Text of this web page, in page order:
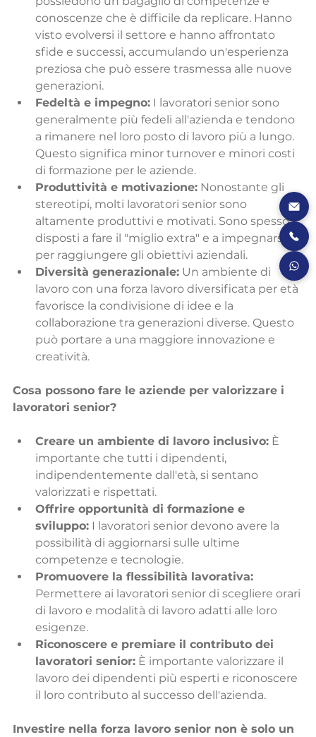
conoscenze che è difficile da replicare. Hanno
visto evolversi il settore e hanno affrontato
sfide e successi, accumulando un'esperienza
preziosa che può essere trasmessa alle nuove
generazioni.
Fedeltà e impegno: I lavoratori senior sono
generalmente più fedeli all'azienda e tendono
a rimanere nel loro posto di lavoro più a lungo.
Questo significa minor turnover e minori costi
di formazione per le aziende.
Produttività e motivazione: Nonostante gli
stereotipi, molti lavoratori senior sono
altamente produttivi e motivati. Sono spesso
disposti a fare il "miglio extra" e a impegnarsi
per raggiungere gli obiettivi aziendali.
Diversità generazionale: Un ambiente di
lavoro con una forza lavoro diversificata per età
favorisce la condivisione di idee e la
collaborazione tra generazioni diverse. Questo
può portare a una maggiore innovazione e
creatività.
Cosa possono fare le aziende per valorizzare i
lavoratori senior?
Creare un ambiente di lavoro inclusivo: È
importante che tutti i dipendenti,
indipendentemente dall'età, si sentano
valorizzati e rispettati.
Offrire opportunità di formazione e
sviluppo: I lavoratori senior devono avere la
possibilità di aggiornarsi sulle ultime
competenze e tecnologie.
Promuovere la flessibilità lavorativa:
Permettere ai lavoratori senior di scegliere orari
di lavoro e modalità di lavoro adatti alle loro
esigenze.
Riconoscere e premiare il contributo dei
lavoratori senior: È importante valorizzare il
lavoro dei dipendenti più esperti e riconoscere
il loro contributo al successo dell'azienda.
Investire nella forza lavoro senior non è solo un